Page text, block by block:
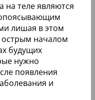
на теле являются
лишая в этом
острым началом
будущих
нужно
появления
и